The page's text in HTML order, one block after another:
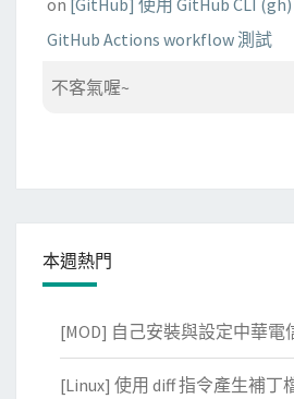
on [GitHub] 使用 GitHub CLI
GitHub Actions workflow 測試
不客氣喔~
本週熱門
[MOD] 自己安裝與設定中華電
[Linux] 使用 diff 指令產生補丁